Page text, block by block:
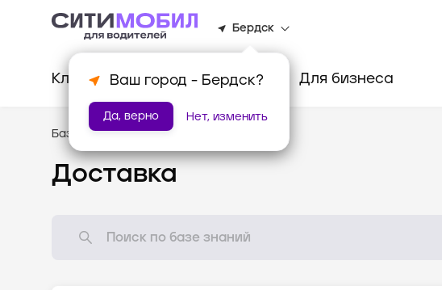
Бердск
Ваш город - Бердск?
Да, верно Нет, изменить
Клиентам Водителям Для бизнеса
База знаний /Стандарты оказания услуг
Доставка